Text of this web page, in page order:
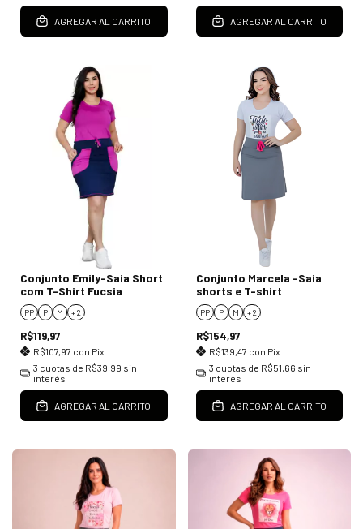
AGREGAR AL CARRITO AGREGAR AL CARRITO
Conjunto Emily-Saia Short
com T-Shirt Fucsia
PP P M + 2
R$119,97
R$107,97 con Pix
3 cuotas de R$39,99 sin
interés
AGREGAR AL CARRITO
Conjunto Marcela -Saia
shorts e T-shirt
PP P M + 2
R$154,97
R$139,47 con Pix
3 cuotas de R$51,66 sin
interés
AGREGAR AL CARRITO